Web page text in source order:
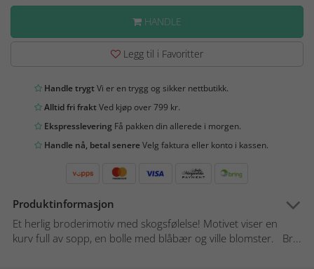
HANDLE
Legg til i Favoritter
Handle trygtVi er en trygg og sikker nettbutikk.
Alltid fri fraktVed kjøp over 799 kr.
Ekspresslevering Få pakken din allerede i morgen.
Handle nå, betal senereVelg faktura eller konto i kassen.
Produktinformasjon
Et herlig broderimotiv med skogsfølelse! Motivet viser en
kurv full av sopp, en bolle med blåbær og ville blomster. Br...